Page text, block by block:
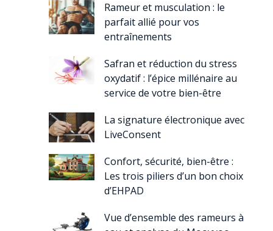
Rameur et musculation : le
parfait allié pour vos
entraînements
Safran et réduction du stress
oxydatif : l’épice millénaire au
service de votre bien-être
La signature électronique avec
LiveConsent
Confort, sécurité, bien-être :
Les trois piliers d’un bon choix
d’EHPAD
Vue d’ensemble des rameurs à